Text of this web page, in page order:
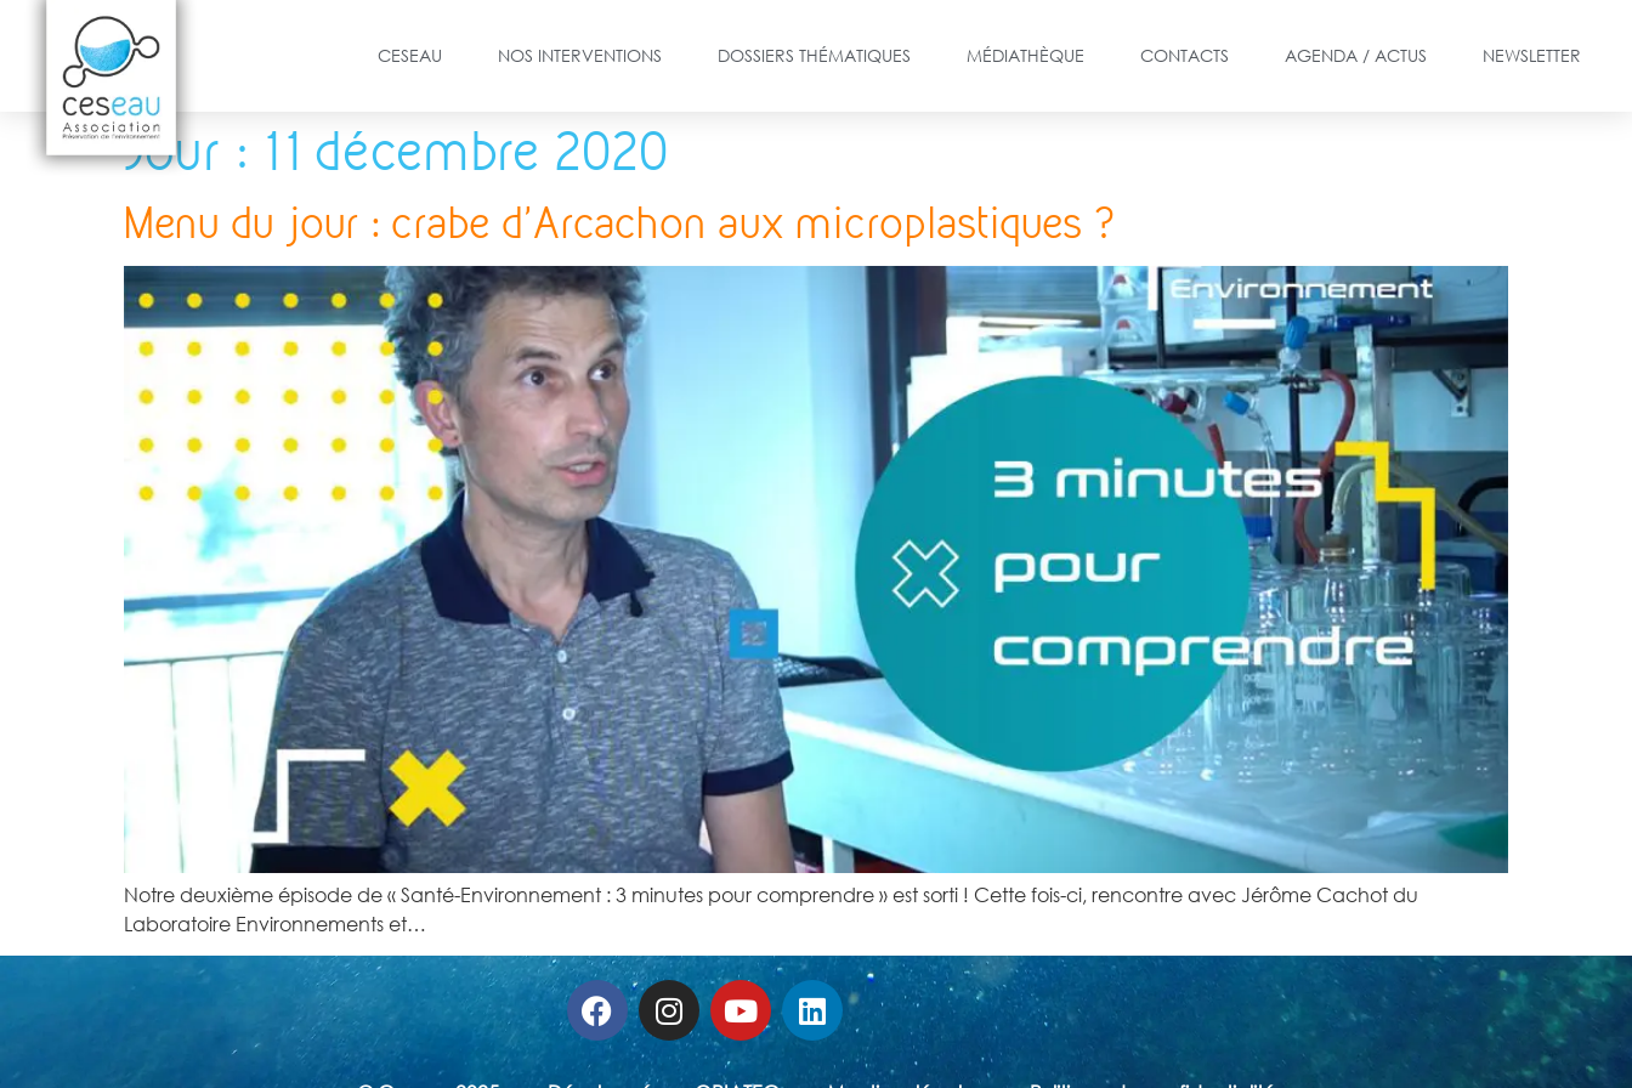
CESEAU NOS INTERVENTIONS DOSSIERS THÉMATIQUES MÉDIATHÈQUE CONTACTS AGENDA / ACTUS NEWSLETTER
Jour : 11 décembre 2020
Menu du jour : crabe d’Arcachon aux microplastiques ?
Notre deuxième épisode de « Santé-Environnement : 3 minutes pour comprendre » est sorti ! Cette fois-ci, rencontre avec Jérôme Cachot du
Laboratoire Environnements et…